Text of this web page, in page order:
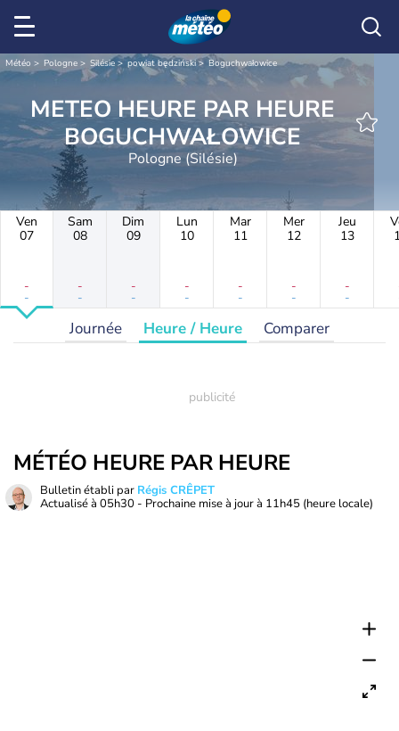
Météo Pologne Silésie powiat będziński Boguchwałowice
METEO HEURE PAR HEURE
BOGUCHWAŁOWICE
Pologne (Silésie)
Ven
07
-
-
Sam
08
-
-
Dim
09
-
-
Lun
10
-
-
Mar
11
-
-
Mer
12
-
-
Jeu
13
-
-
Journée Heure / Heure Comparer
MÉTÉO HEURE PAR HEURE
Bulletin établi par Régis CRÊPET
Actualisé à 05h30 - Prochaine mise à jour à 11h45 (heure locale)